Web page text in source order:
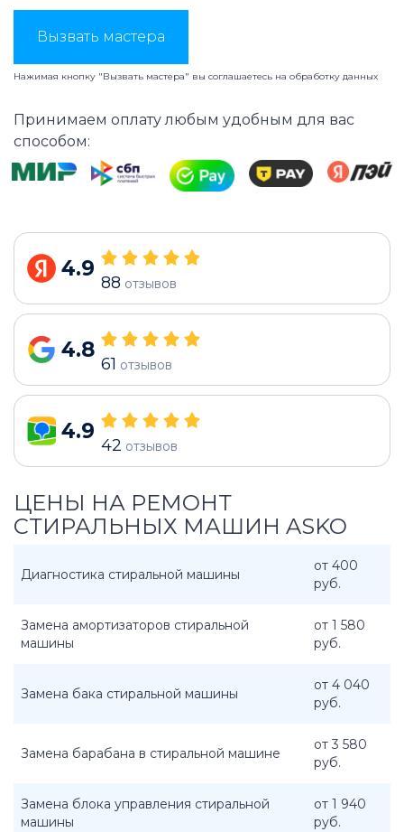
Вызвать мастера
Нажимая кнопку "Вызвать мастера" вы соглашаетесь на обработку данных
Принимаем оплату любым удобным для вас
способом:
4.9
88 отзывов
4.8
61 отзывов
4.9
42 отзывов
ЦЕНЫ НА РЕМОНТ
СТИРАЛЬНЫХ МАШИН ASKO
Диагностика стиральной машины
от 400
руб.
Замена амортизаторов стиральной
машины
от 1 580
руб.
Замена бака стиральной машины
от 4 040
руб.
Замена барабана в стиральной машине
от 3 580
руб.
Замена блока управления стиральной
машины
от 1 940
руб.